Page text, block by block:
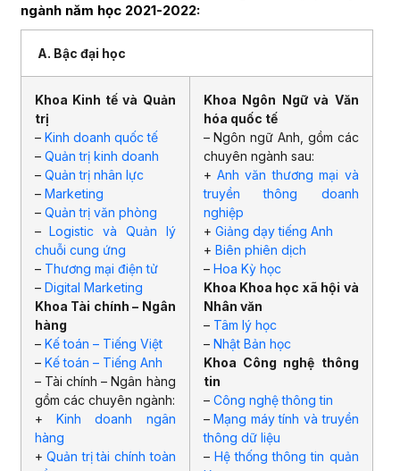
ngành năm học 2021-2022:
A. Bậc đại học
Khoa Kinh tế và Quản
trị
– Kinh doanh quốc tế
– Quản trị kinh doanh
– Quản trị nhân lực
– Marketing
– Quản trị văn phòng
–Logistic và Quản lý
chuỗi cung ứng
– Thương mại điện tử
– Digital Marketing
Khoa Tài chính – Ngân
hàng
– Kế toán – Tiếng Việt
– Kế toán – Tiếng Anh
– Tài chính – Ngân hàng
gồm các chuyên ngành:
+ Kinh doanh ngân
hàng
+Quản trị tài chính toàn
Khoa Ngôn Ngữ và Văn
hóa quốc tế
– Ngôn ngữ Anh, gồm các
chuyên ngành sau:
+ Anh văn thương mại và
truyền thông doanh
nghiệp
+ Giảng dạy tiếng Anh
+ Biên phiên dịch
– Hoa Kỳ học
Khoa Khoa học xã hội và
Nhân văn
– Tâm lý học
– Nhật Bản học
Khoa Công nghệ thông
tin
– Công nghệ thông tin
–Mạng máy tính và truyền
thông dữ liệu
– Hệ thống thông tin quản